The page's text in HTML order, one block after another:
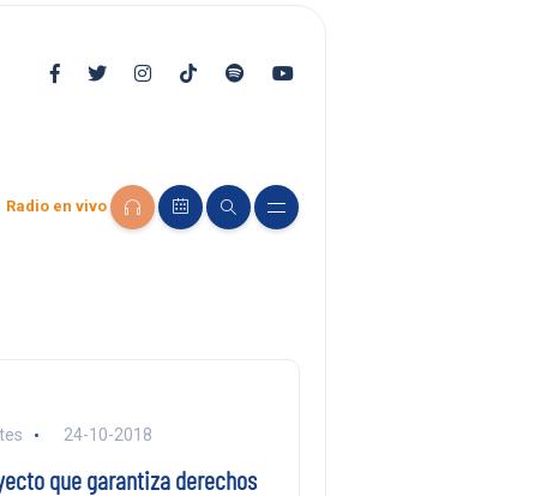
Radio en vivo
24-10-2018
que garantiza derechos